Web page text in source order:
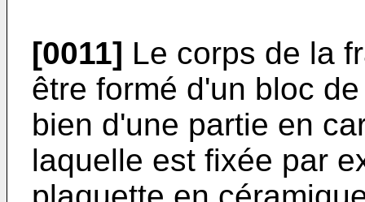
[0011] Le corps de la
être formé d'un bloc
bien d'une partie en
laquelle est fixée par